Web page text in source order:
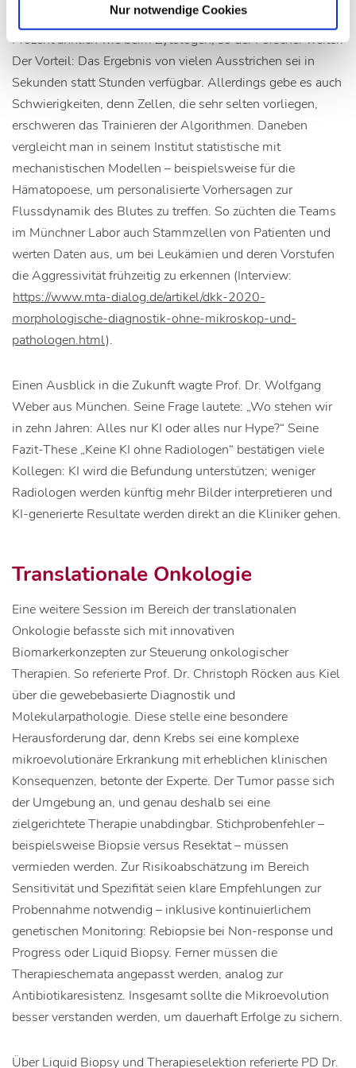
Nur notwendige Cookies
gesunden Zellen. Die KI funktioniere sehr gut, mit 99
Prozent ähnlich wie beim Zytologen, so der Forscher weiter.
Der Vorteil: Das Ergebnis von vielen Ausstrichen sei in
Sekunden statt Stunden verfügbar. Allerdings gebe es auch
Schwierigkeiten, denn Zellen, die sehr selten vorliegen,
erschweren das Trainieren der Algorithmen. Daneben
vergleicht man in seinem Institut statistische mit
mechanistischen Modellen – beispielsweise für die
Hämatopoese, um personalisierte Vorhersagen zur
Flussdynamik des Blutes zu treffen. So züchten die Teams
im Münchner Labor auch Stammzellen von Patienten und
werten Daten aus, um bei Leukämien und deren Vorstufen
die Aggressivität frühzeitig zu erkennen (Interview:
https://www.mta-dialog.de/artikel/dkk-2020-
morphologische-diagnostik-ohne-mikroskop-und-
pathologen.html).
Einen Ausblick in die Zukunft wagte Prof. Dr. Wolfgang
Weber aus München. Seine Frage lautete: „Wo stehen wir
in zehn Jahren: Alles nur KI oder alles nur Hype?“ Seine
Fazit-These „Keine KI ohne Radiologen“ bestätigen viele
Kollegen: KI wird die Befundung unterstützen; weniger
Radiologen werden künftig mehr Bilder interpretieren und
KI-generierte Resultate werden direkt an die Kliniker gehen.
Translationale Onkologie
Eine weitere Session im Bereich der translationalen
Onkologie befasste sich mit innovativen
Biomarkerkonzepten zur Steuerung onkologischer
Therapien. So referierte Prof. Dr. Christoph Röcken aus Kiel
über die gewebebasierte Diagnostik und
Molekularpathologie. Diese stelle eine besondere
Herausforderung dar, denn Krebs sei eine komplexe
mikroevolutionäre Erkrankung mit erheblichen klinischen
Konsequenzen, betonte der Experte. Der Tumor passe sich
der Umgebung an, und genau deshalb sei eine
zielgerichtete Therapie unabdingbar. Stichprobenfehler –
beispielsweise Biopsie versus Resektat – müssen
vermieden werden. Zur Risikoabschätzung im Bereich
Sensitivität und Spezifität seien klare Empfehlungen zur
Probennahme notwendig – inklusive kontinuierlichem
genetischen Monitoring: Rebiopsie bei Non-response und
Progress oder Liquid Biopsy. Ferner müssen die
Therapieschemata angepasst werden, analog zur
Antibiotikaresistenz. Insgesamt sollte die Mikroevolution
besser verstanden werden, um dauerhaft Erfolge zu sichern.
Über Liquid Biopsy und Therapieselektion referierte PD Dr.